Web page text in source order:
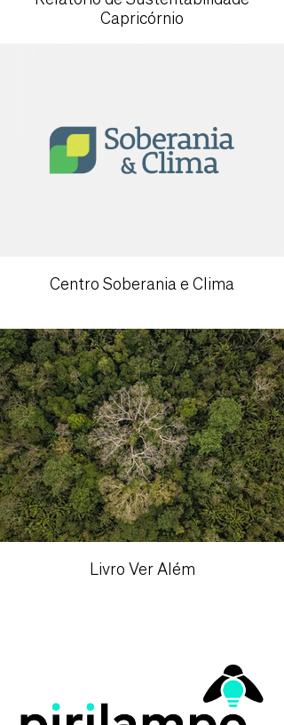
Capricórnio
Centro Soberania e Clima
Livro Ver Além